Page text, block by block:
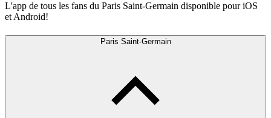
L'app de tous les fans du Paris Saint-Germain disponible pour iOS
et Android!
Paris Saint-Germain